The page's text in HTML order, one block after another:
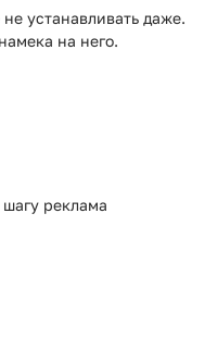
устанавливать даже.
на него.
реклама